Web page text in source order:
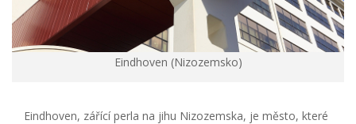
Eindhoven (Nizozemsko)
Eindhoven, zářící perla na jihu Nizozemska, je město, které